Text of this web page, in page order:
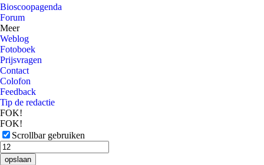
Bioscoopagenda
Forum
Meer
Weblog
Fotoboek
Prijsvragen
Contact
Colofon
Feedback
Tip de redactie
FOK!
FOK!
Scrollbar gebruiken
opslaan